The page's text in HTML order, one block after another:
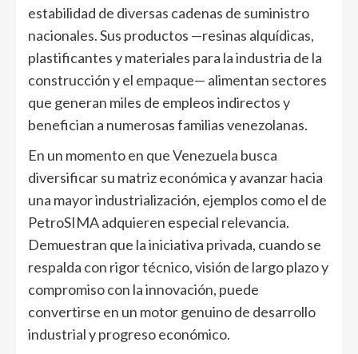
estabilidad de diversas cadenas de suministro
nacionales. Sus productos —resinas alquídicas,
plastificantes y materiales para la industria de la
construcción y el empaque— alimentan sectores
que generan miles de empleos indirectos y
benefician a numerosas familias venezolanas.
En un momento en que Venezuela busca
diversificar su matriz económica y avanzar hacia
una mayor industrialización, ejemplos como el de
PetroSIMA adquieren especial relevancia.
Demuestran que la iniciativa privada, cuando se
respalda con rigor técnico, visión de largo plazo y
compromiso con la innovación, puede
convertirse en un motor genuino de desarrollo
industrial y progreso económico.